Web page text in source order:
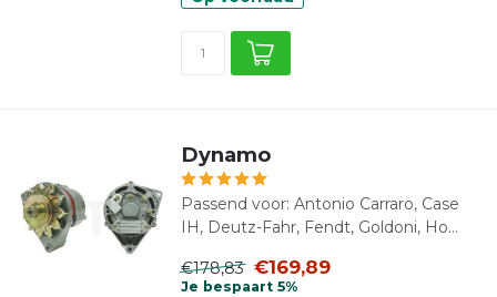
Dynamo
Passend voor: Antonio Carraro, Case
IH, Deutz-Fahr, Fendt, Goldoni, Ho...
€178,83 €169,89
Je bespaart 5%